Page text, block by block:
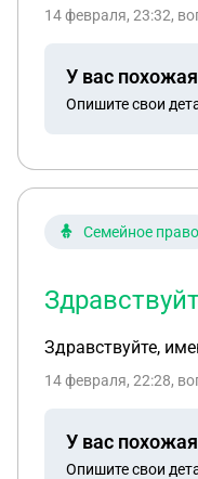
14 февраля, 23:32,
У вас
Опишите свои
Семейное право
Здравствуйте,
14 февраля, 22:28,
У вас
Опишите свои